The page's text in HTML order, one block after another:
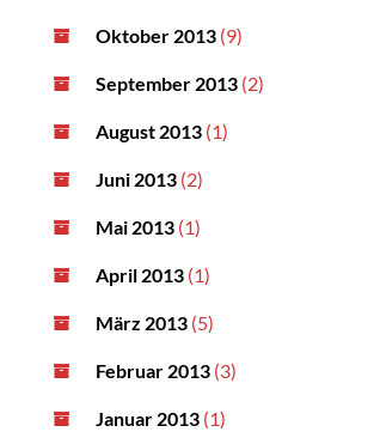
Oktober 2013 (9)
September 2013 (2)
August 2013 (1)
Juni 2013 (2)
Mai 2013 (1)
April 2013 (1)
März 2013 (5)
Februar 2013 (3)
Januar 2013 (1)